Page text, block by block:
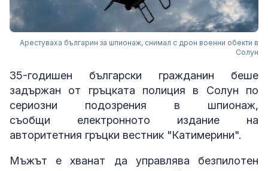
Арестуваха българин за шпионаж, снимал с дрон военни обекти в
Солун
35-годишен български гражданин беше
задържан от гръцката полиция в Солун по
сериозни подозрения в шпионаж,
съобщи електронното издание на
авторитетния гръцки вестник "Катимерини".
Мъжът е хванат да управлява безпилотен